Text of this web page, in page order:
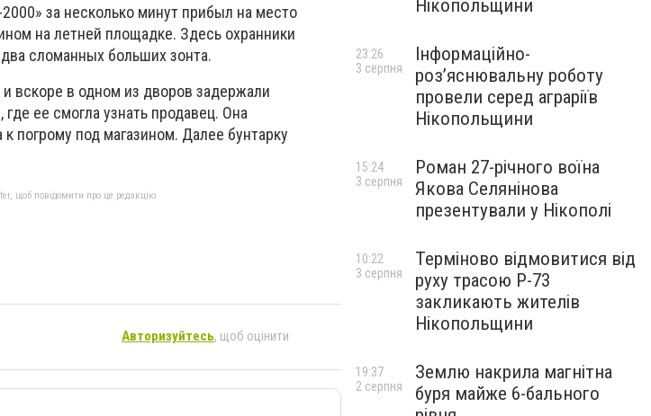
за несколько минут прибыл на место
на летней площадке. Здесь охранники
сломанных больших зонта.
вскоре в одном из дворов задержали
ее смогла узнать продавец. Она
погрому под магазином. Далее бунтарку
щоб повідомити про це редакцію
Авторизуйтесь, щоб оцінити
Нікопольщини
Інформаційно-
роз’яснювальну роботу
провели серед аграріїв
Нікопольщини
23:26
3 серпня
Роман 27-річного воїна
Якова Селянінова
презентували у Нікополі
15:24
3 серпня
Терміново відмовитися від
руху трасою Р-73
закликають жителів
Нікопольщини
10:22
3 серпня
Землю накрила магнітна
буря майже 6-бального
19:37
2 серпня